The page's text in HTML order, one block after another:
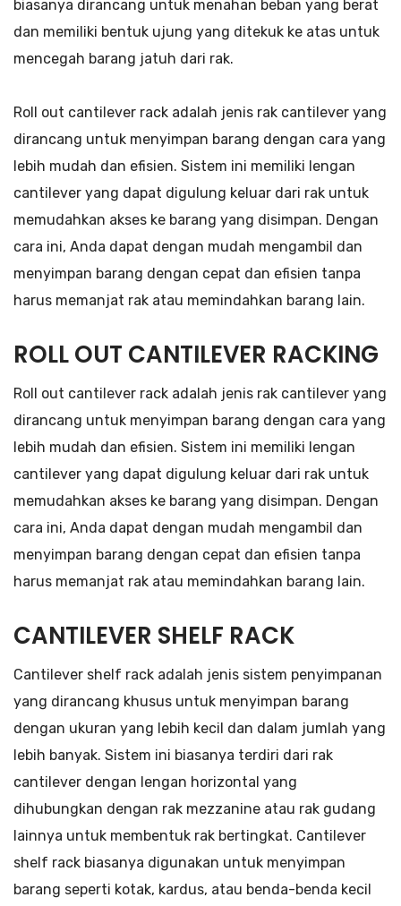
biasanya dirancang untuk menahan beban yang berat
dan memiliki bentuk ujung yang ditekuk ke atas untuk
mencegah barang jatuh dari rak.
Roll out cantilever rack adalah jenis rak cantilever yang
dirancang untuk menyimpan barang dengan cara yang
lebih mudah dan efisien. Sistem ini memiliki lengan
cantilever yang dapat digulung keluar dari rak untuk
memudahkan akses ke barang yang disimpan. Dengan
cara ini, Anda dapat dengan mudah mengambil dan
menyimpan barang dengan cepat dan efisien tanpa
harus memanjat rak atau memindahkan barang lain.
ROLL OUT CANTILEVER RACKING
Roll out cantilever rack adalah jenis rak cantilever yang
dirancang untuk menyimpan barang dengan cara yang
lebih mudah dan efisien. Sistem ini memiliki lengan
cantilever yang dapat digulung keluar dari rak untuk
memudahkan akses ke barang yang disimpan. Dengan
cara ini, Anda dapat dengan mudah mengambil dan
menyimpan barang dengan cepat dan efisien tanpa
harus memanjat rak atau memindahkan barang lain.
CANTILEVER SHELF RACK
Cantilever shelf rack adalah jenis sistem penyimpanan
yang dirancang khusus untuk menyimpan barang
dengan ukuran yang lebih kecil dan dalam jumlah yang
lebih banyak. Sistem ini biasanya terdiri dari rak
cantilever dengan lengan horizontal yang
dihubungkan dengan rak mezzanine atau rak gudang
lainnya untuk membentuk rak bertingkat. Cantilever
shelf rack biasanya digunakan untuk menyimpan
barang seperti kotak, kardus, atau benda-benda kecil